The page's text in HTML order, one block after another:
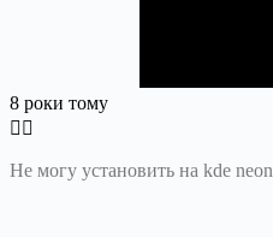
8 роки тому
Не могу установить на kde neon